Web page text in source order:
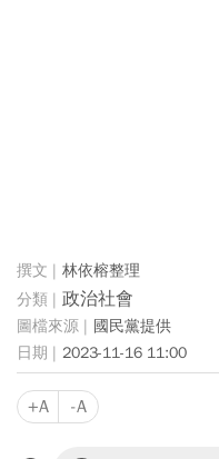
林依榕整理
政治社會
國民黨提供
2023-11-16 11:00
+A -A